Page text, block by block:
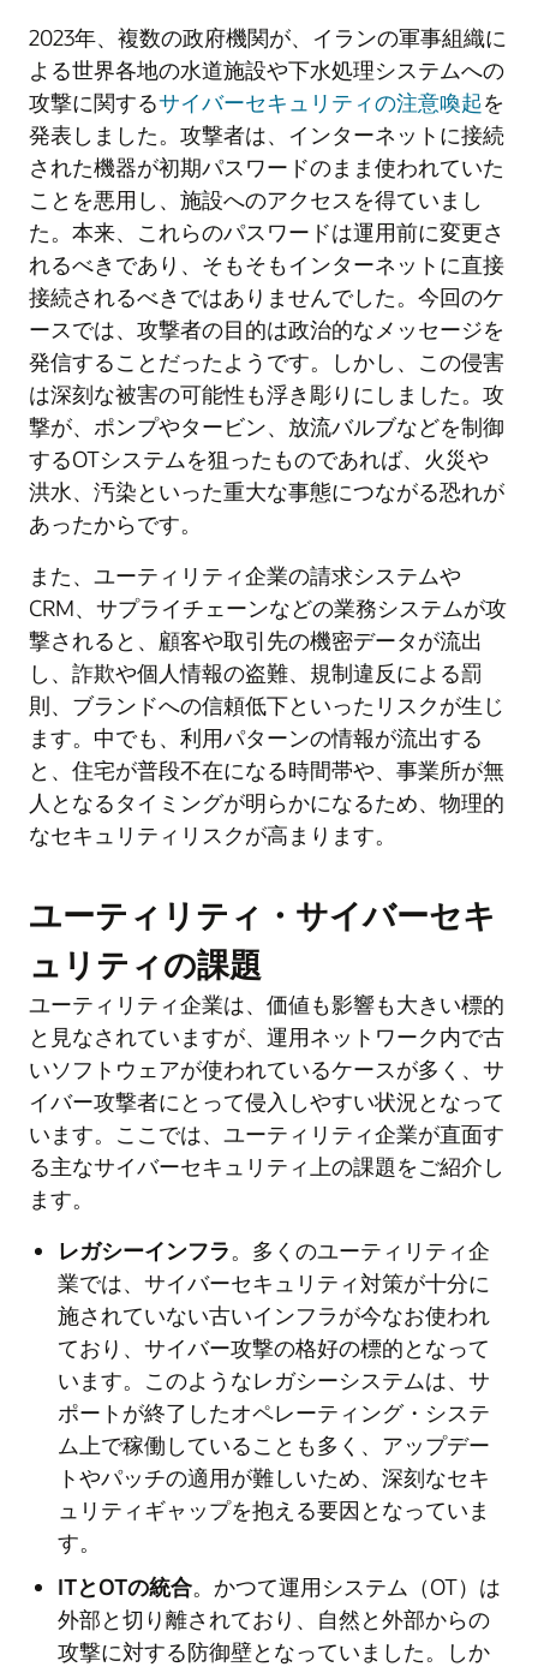
2023年、複数の政府機関が、イランの軍事組織に
よる世界各地の水道施設や下水処理システムへの
攻撃に関するサイバーセキュリティの注意喚起を
発表しました。攻撃者は、インターネットに接続
された機器が初期パスワードのまま使われていた
ことを悪用し、施設へのアクセスを得ていまし
た。本来、これらのパスワードは運用前に変更さ
れるべきであり、そもそもインターネットに直接
接続されるべきではありませんでした。今回のケ
ースでは、攻撃者の目的は政治的なメッセージを
発信することだったようです。しかし、この侵害
は深刻な被害の可能性も浮き彫りにしました。攻
撃が、ポンプやタービン、放流バルブなどを制御
するOTシステムを狙ったものであれば、火災や
洪水、汚染といった重大な事態につながる恐れが
あったからです。
また、ユーティリティ企業の請求システムや
CRM、サプライチェーンなどの業務システムが攻
撃されると、顧客や取引先の機密データが流出
し、詐欺や個人情報の盗難、規制違反による罰
則、ブランドへの信頼低下といったリスクが生じ
ます。中でも、利用パターンの情報が流出する
と、住宅が普段不在になる時間帯や、事業所が無
人となるタイミングが明らかになるため、物理的
なセキュリティリスクが高まります。
ユーティリティ・サイバーセキ
ュリティの課題
ユーティリティ企業は、価値も影響も大きい標的
と見なされていますが、運用ネットワーク内で古
いソフトウェアが使われているケースが多く、サ
イバー攻撃者にとって侵入しやすい状況となって
います。ここでは、ユーティリティ企業が直面す
る主なサイバーセキュリティ上の課題をご紹介し
ます。
レガシーインフラ。多くのユーティリティ企
業では、サイバーセキュリティ対策が十分に
施されていない古いインフラが今なお使われ
ており、サイバー攻撃の格好の標的となって
います。このようなレガシーシステムは、サ
ポートが終了したオペレーティング・システ
ム上で稼働していることも多く、アップデー
トやパッチの適用が難しいため、深刻なセキ
ュリティギャップを抱える要因となっていま
す。
ITとOTの統合。かつて運用システム（OT）は
外部と切り離されており、自然と外部からの
攻撃に対する防御壁となっていました。しか